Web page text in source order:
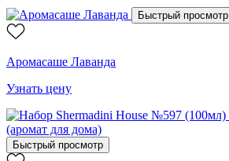
Быстрый просмотр
Аромасаше Лаванда
Узнать цену
Быстрый просмотр